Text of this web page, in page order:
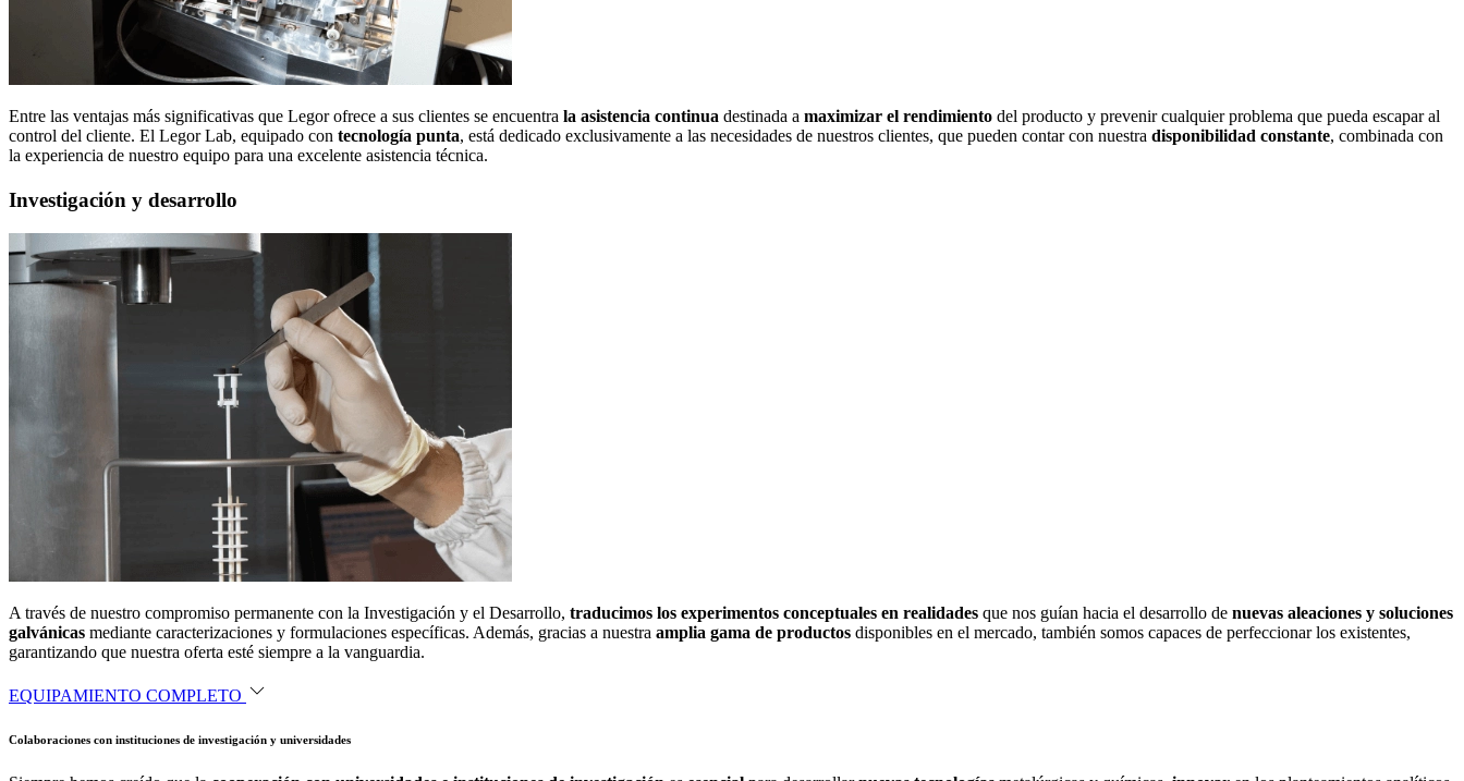
Entre las ventajas más significativas que Legor ofrece a sus clientes se encuentra la asistencia continua destinada a maximizar el rendimiento del producto y prevenir cualquier problema que pueda escapar al
control del cliente. El Legor Lab, equipado con tecnología punta, está dedicado exclusivamente a las necesidades de nuestros clientes, que pueden contar con nuestra disponibilidad constante, combinada con
la experiencia de nuestro equipo para una excelente asistencia técnica.
Investigación y desarrollo
A través de nuestro compromiso permanente con la Investigación y el Desarrollo, traducimos los experimentos conceptuales en realidades que nos guían hacia el desarrollo de nuevas aleaciones y soluciones
galvánicas mediante caracterizaciones y formulaciones específicas. Además, gracias a nuestra amplia gama de productos disponibles en el mercado, también somos capaces de perfeccionar los existentes,
garantizando que nuestra oferta esté siempre a la vanguardia.
EQUIPAMIENTO COMPLETO
Colaboraciones con instituciones de investigación y universidades